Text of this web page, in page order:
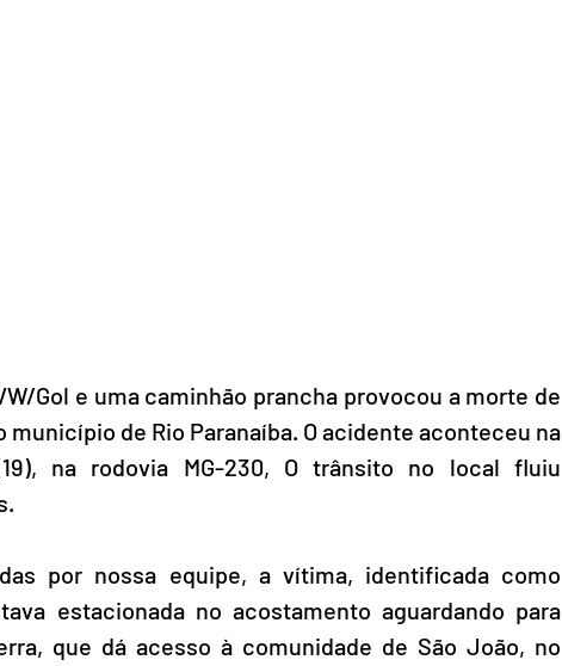
Gol e uma caminhão prancha provocou a morte de
município de Rio Paranaíba. O acidente aconteceu na
na rodovia MG-230, O trânsito no local fluiu
por nossa equipe, a vítima, identificada como
estacionada no acostamento aguardando para
que dá acesso à comunidade de São João, no